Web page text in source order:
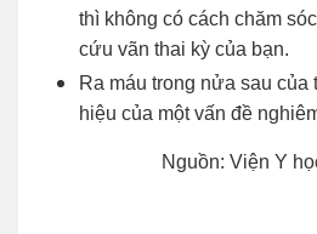
thì không có cách chăm
cứu vãn thai kỳ của bạn.
Ra máu trong nửa sau của
hiệu của một vấn đề
Nguồn: Viện Y